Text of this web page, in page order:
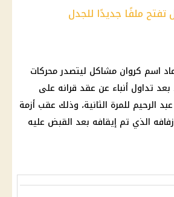
ملفًا جديدًا للجدل
اسم كروان مشاكل ليتصدر محركات
بعد تداول أنباء عن عقد قرانه على
الرحيم للمرة الثانية، وذلك عقب أزمة
الذي تم إيقافه بعد القبض عليه